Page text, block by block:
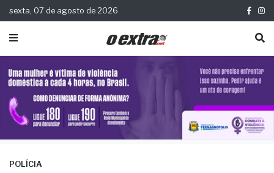
sexta, 07 de agosto de 2026
POLÍCIA